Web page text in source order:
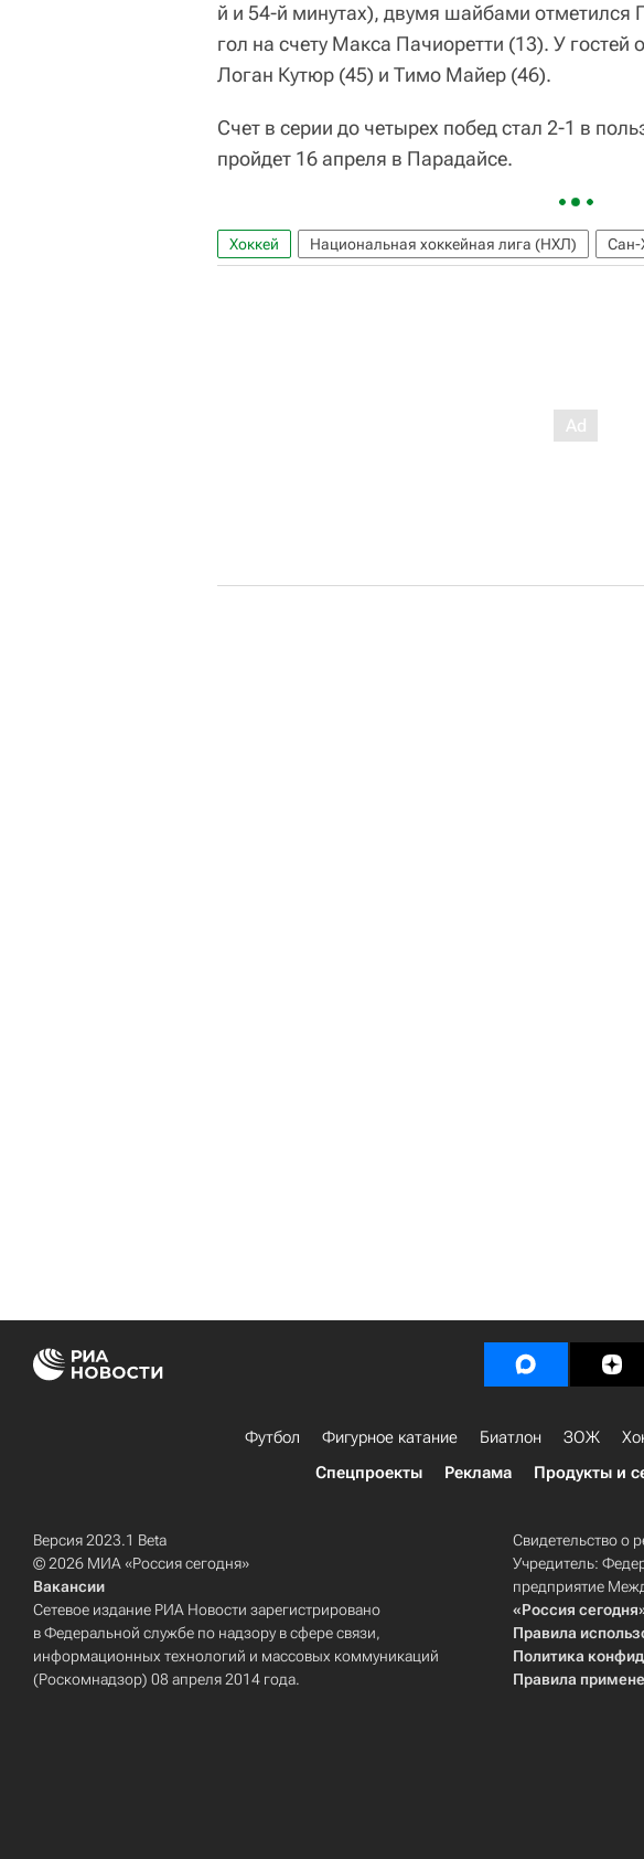
й и 54-й минутах), двумя шайбами
гол на счету Макса Пачиоретти (13). У
Логан Кутюр (45) и Тимо Майер (46).
Счет в серии до четырех побед стал 2-1 в
пройдет 16 апреля в Парадайсе.
Хоккей Национальная хоккейная лига (НХЛ) Сан-
Футбол Фигурное катание Биатлон ЗОЖ
Спецпроекты
Реклама Продукты и
Версия 2023.1 Beta
© 2026 МИА «Россия сегодня»
Вакансии
Сетевое издание РИА Новости зарегистрировано
в Федеральной службе по надзору в сфере связи,
информационных технологий и массовых коммуникаций
(Роскомнадзор) 08 апреля 2014 года.
Свидетельство о
Учредитель:
предприятие
«Россия
Правила
Политика
Правила